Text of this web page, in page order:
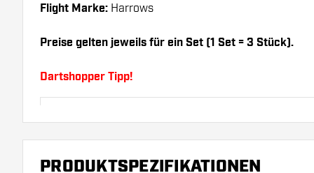
Flight Marke: Harrows
Preise gelten jeweils für ein Set (1 Set = 3 Stück).
Dartshopper Tipp!
PRODUKTSPEZIFIKATIONEN